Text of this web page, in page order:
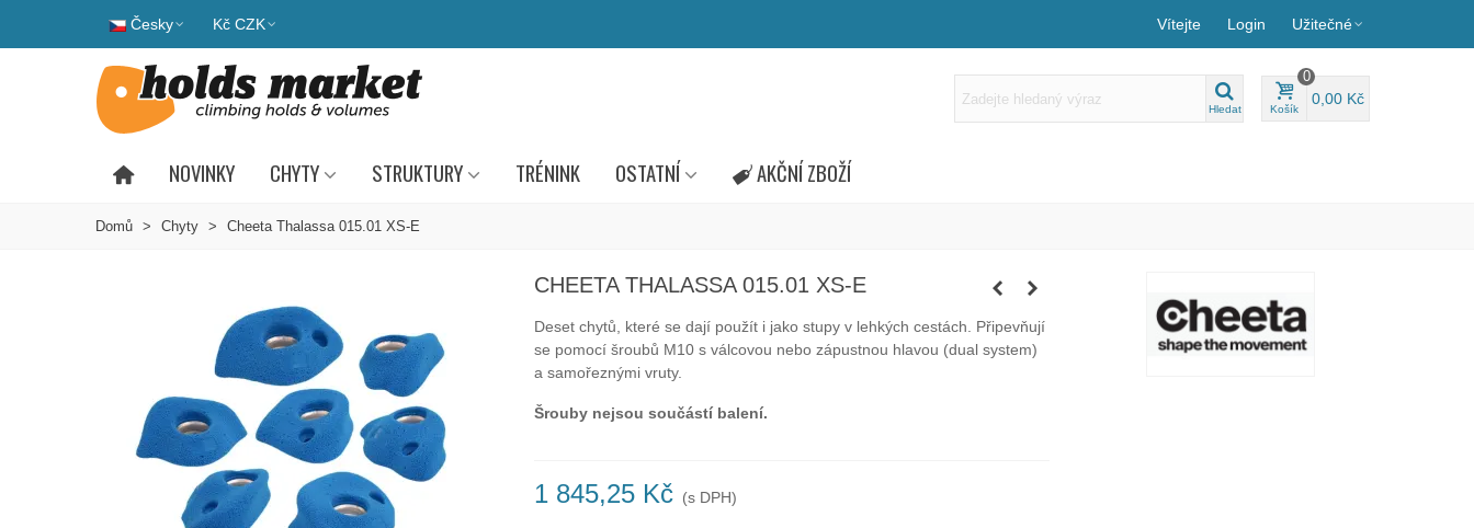
Česky Kč CZK Vítejte Login Užitečné
Hledat Košík
0
0,00 Kč
NOVINKY CHYTY STRUKTURY TRÉNINK OSTATNÍ AKČNÍ ZBOŽÍ
Domů > Chyty > Cheeta Thalassa 015.01 XS-E
CHEETA THALASSA 015.01 XS-E
Deset chytů, které se dají použít i jako stupy v lehkých cestách. Připevňují
se pomocí šroubů M10 s válcovou nebo zápustnou hlavou (dual system)
a samořeznými vruty.
Šrouby nejsou součástí balení.
1 845,25 Kč (s DPH)